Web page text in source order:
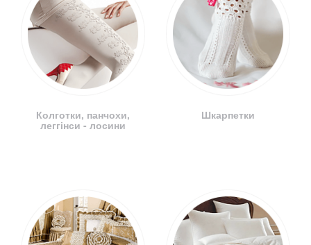
Колготки, панчохи,
леггінси - лосини
Шкарпетки